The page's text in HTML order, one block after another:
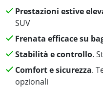
Prestazioni estive
SUV
Frenata efficace su
Stabilità e controllo.
Comfort e sicurezza.
opzionali